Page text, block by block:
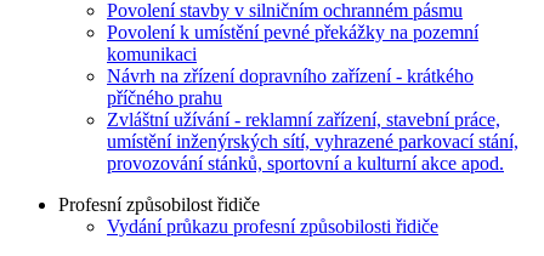
Povolení stavby v silničním ochranném pásmu
Povolení k umístění pevné překážky na pozemní
komunikaci
Návrh na zřízení dopravního zařízení - krátkého
příčného prahu
Zvláštní užívání - reklamní zařízení, stavební práce,
umístění inženýrských sítí, vyhrazené parkovací stání,
provozování stánků, sportovní a kulturní akce apod.
Profesní způsobilost řidiče
Vydání průkazu profesní způsobilosti řidiče